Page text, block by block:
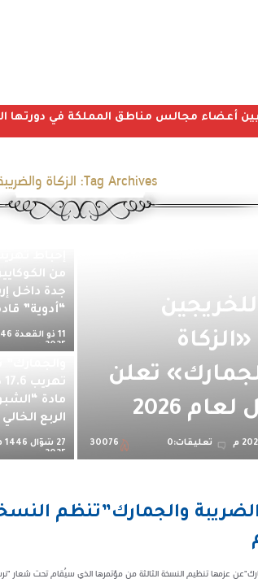
أعضاء مجالس مناطق المملكة في دورتها الثامنة
Tag Archives: الزكاة
تعلن
2026
تعليقات:0 30076
من
جدة داخل
“أدوية”
2025 م
“حماية
مستمرة”..
مادة
الربع الخالي
2025 م
والجمارك”تنظم